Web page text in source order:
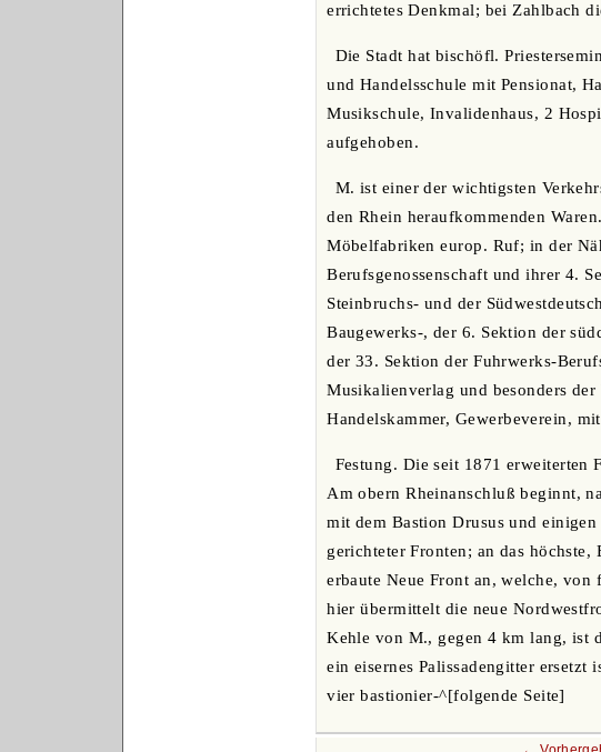
errichtetes Denkmal; bei Zahlbach
Die Stadt hat bischöfl.
und Handelsschule mit Pensionat,
Musikschule, Invalidenhaus, 2
aufgehoben.
M. ist einer der wichtigsten
den Rhein heraufkommenden
Möbelfabriken europ. Ruf; in der
Berufsgenossenschaft und ihrer 4.
Steinbruchs- und der
Baugewerks-, der 6. Sektion der
der 33. Sektion der Fuhrwerks-
Musikalienverlag und besonders
Handelskammer, Gewerbeverein,
Festung. Die seit 1871 erweiterten
Am obern Rheinanschluß beginnt,
mit dem Bastion Drusus und
gerichteter Fronten; an das
erbaute Neue Front an, welche,
hier übermittelt die neue
Kehle von M., gegen 4 km lang, ist
ein eisernes Palissadengitter ersetzt
vier bastionier-^[folgende Seite]